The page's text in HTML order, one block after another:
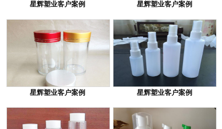
星辉塑业客户案例 星辉塑业客户案例
星辉塑业客户案例 星辉塑业客户案例